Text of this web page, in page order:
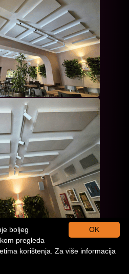
OK
boljeg
pregleda
korištenja. Za više informacija